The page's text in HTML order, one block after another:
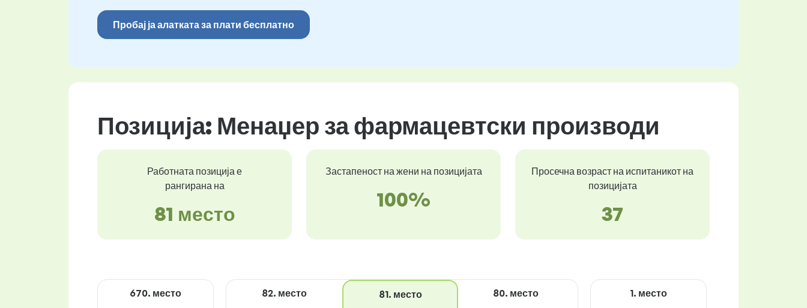
Пробај ја алатката за плати бесплатно
Позиција: Менаџер за фармацевтски производи
Работната позиција е
рангирана на
81 место
Застапеност на жени на позицијата
100%
Просечна возраст на испитаникот на
позицијата
37
670. место 82. место 81. место 80. место 1. место